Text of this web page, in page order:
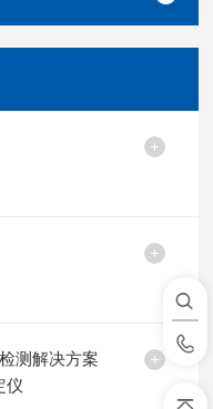
测解决方案
仪